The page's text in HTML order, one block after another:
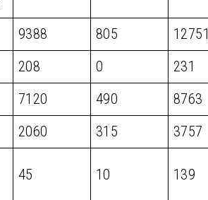
9388 805
12751
208 0
231
7120 490
8763
2060 315
3757
45 10 139